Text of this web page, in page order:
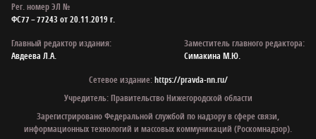
Рег. номер ЭЛ №
ФС77 – 77243 от 20.11.2019 г.
Главный редактор издания:
Авдеева Л.А.
Заместитель главного редактора:
Симакина М.Ю.
Сетевое издание:https://pravda-nn.ru/
Учредитель: Правительство Нижегородской области
Зарегистрировано Федеральной службой по надзору в сфере связи,
информационных технологий и массовых коммуникаций (Роскомнадзор).